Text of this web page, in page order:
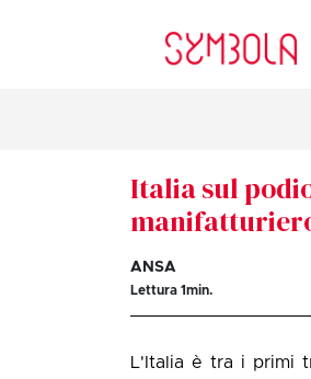
Italia sul
ANSA
Lettura1min.
L'Italia è tra i primi